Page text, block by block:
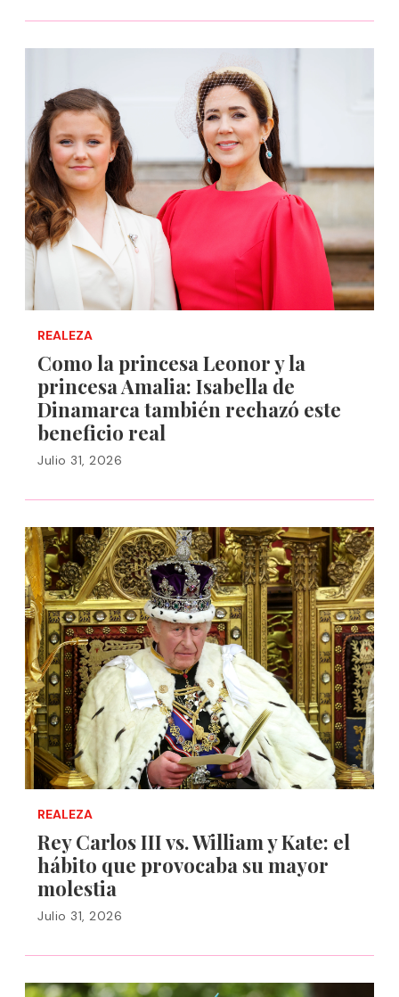
REALEZA
Como la princesa Leonor y la
princesa Amalia: Isabella de
Dinamarca también rechazó este
beneficio real
Julio 31, 2026
REALEZA
Rey Carlos III vs. William y Kate: el
hábito que provocaba su mayor
molestia
Julio 31, 2026